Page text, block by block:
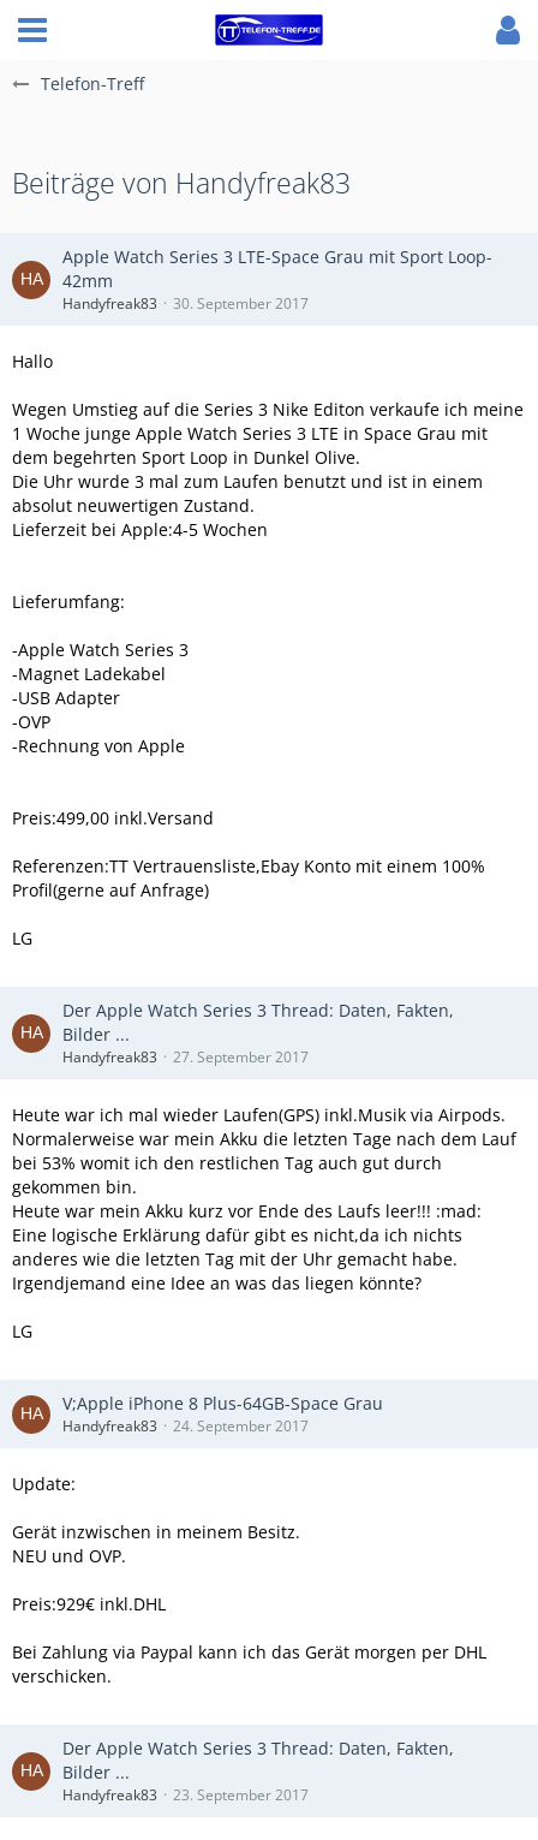
Telefon-Treff
Beiträge von Handyfreak83
Apple Watch Series 3 LTE-Space Grau mit Sport Loop-
42mm
Handyfreak83 30. September 2017
Hallo
Wegen Umstieg auf die Series 3 Nike Editon verkaufe ich meine
1 Woche junge Apple Watch Series 3 LTE in Space Grau mit
dem begehrten Sport Loop in Dunkel Olive.
Die Uhr wurde 3 mal zum Laufen benutzt und ist in einem
absolut neuwertigen Zustand.
Lieferzeit bei Apple:4-5 Wochen
Lieferumfang:
-Apple Watch Series 3
-Magnet Ladekabel
-USB Adapter
-OVP
-Rechnung von Apple
Preis:499,00 inkl.Versand
Referenzen:TT Vertrauensliste,Ebay Konto mit einem 100%
Profil(gerne auf Anfrage)
LG
Der Apple Watch Series 3 Thread: Daten, Fakten,
Bilder ...
Handyfreak83 27. September 2017
Heute war ich mal wieder Laufen(GPS) inkl.Musik via Airpods.
Normalerweise war mein Akku die letzten Tage nach dem Lauf
bei 53% womit ich den restlichen Tag auch gut durch
gekommen bin.
Heute war mein Akku kurz vor Ende des Laufs leer!!! :mad:
Eine logische Erklärung dafür gibt es nicht,da ich nichts
anderes wie die letzten Tag mit der Uhr gemacht habe.
Irgendjemand eine Idee an was das liegen könnte?
LG
V;Apple iPhone 8 Plus-64GB-Space Grau
Handyfreak83 24. September 2017
Update:
Gerät inzwischen in meinem Besitz.
NEU und OVP.
Preis:929€ inkl.DHL
Bei Zahlung via Paypal kann ich das Gerät morgen per DHL
verschicken.
Der Apple Watch Series 3 Thread: Daten, Fakten,
Bilder ...
Handyfreak83 23. September 2017